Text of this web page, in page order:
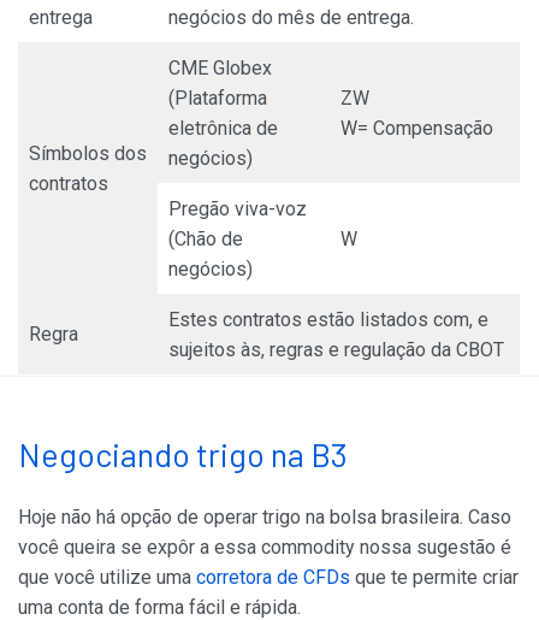
entrega
negócios do mês de entrega.
Símbolos dos
contratos
CME Globex
(Plataforma
eletrônica de
negócios)
ZW
W= Compensação
Pregão viva-voz
(Chão de
negócios)
W
Regra
Estes contratos estão listados com, e
sujeitos às, regras e regulação da CBOT
Negociando trigo na B3
Hoje não há opção de operar trigo na bolsa brasileira. Caso
você queira se expôr a essa commodity nossa sugestão é
que você utilize uma corretora de CFDs que te permite criar
uma conta de forma fácil e rápida.